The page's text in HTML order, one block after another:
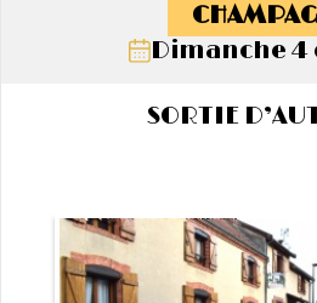
Dimanche 4
SORTIE